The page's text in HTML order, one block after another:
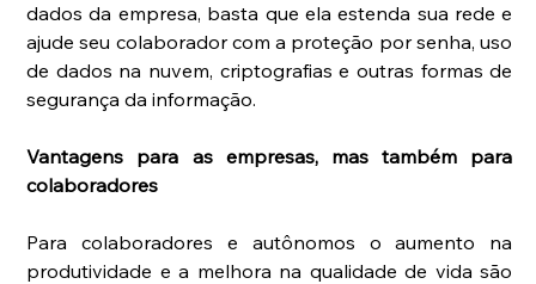
dados da empresa, basta que ela estenda sua rede e
ajude seu colaborador com a proteção por senha, uso
de dados na nuvem, criptografias e outras formas de
segurança da informação.
Vantagens para as empresas, mas também para
colaboradores
Para colaboradores e autônomos o aumento na
produtividade e a melhora na qualidade de vida são